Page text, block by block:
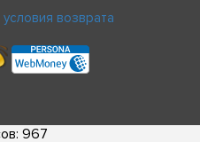
возврата
967